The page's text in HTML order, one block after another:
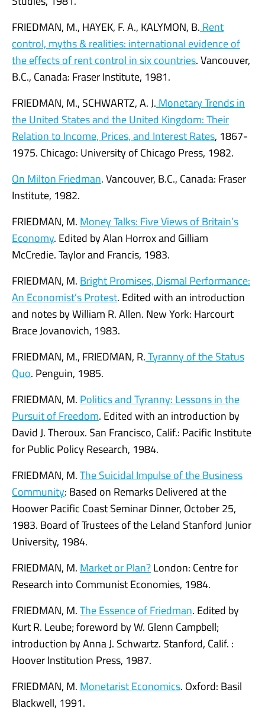
FRIEDMAN, M., HAYEK, F. A., KALYMON, B. Rent
control, myths & realities: international evidence of
the effects of rent control in six countries. Vancouver,
B.C., Canada: Fraser Institute, 1981.
FRIEDMAN, M., SCHWARTZ, A. J. Monetary Trends in
the United States and the United Kingdom: Their
Relation to Income, Prices, and Interest Rates, 1867-
1975. Chicago: University of Chicago Press, 1982.
On Milton Friedman. Vancouver, B.C., Canada: Fraser
Institute, 1982.
FRIEDMAN, M. Money Talks: Five Views of Britain’s
Economy. Edited by Alan Horrox and Gilliam
McCredie. Taylor and Francis, 1983.
FRIEDMAN, M. Bright Promises, Dismal Performance:
An Economist’s Protest. Edited with an introduction
and notes by William R. Allen. New York: Harcourt
Brace Jovanovich, 1983.
FRIEDMAN, M., FRIEDMAN, R.Tyranny of the Status
Quo. Penguin, 1985.
FRIEDMAN, M. Politics and Tyranny: Lessons in the
Pursuit of Freedom. Edited with an introduction by
David J. Theroux. San Francisco, Calif.: Pacific Institute
for Public Policy Research, 1984.
FRIEDMAN, M.The Suicidal Impulse of the Business
Community: Based on Remarks Delivered at the
Hoower Pacific Coast Seminar Dinner, October 25,
1983. Board of Trustees of the Leland Stanford Junior
University, 1984.
FRIEDMAN, M. Market or Plan?London: Centre for
Research into Communist Economies, 1984.
FRIEDMAN, M.The Essence of Friedman. Edited by
Kurt R. Leube; foreword by W. Glenn Campbell;
introduction by Anna J. Schwartz. Stanford, Calif. :
Hoover Institution Press, 1987.
FRIEDMAN, M. Monetarist Economics. Oxford: Basil
Blackwell, 1991.